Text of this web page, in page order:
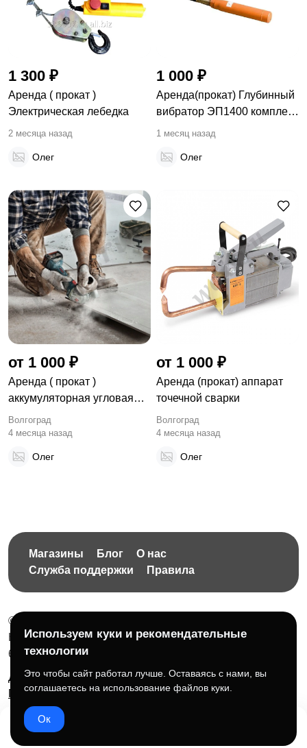
1 300 ₽
Аренда ( прокат )
Электрическая лебедка
2 месяца назад
Олег
1 000 ₽
Аренда(прокат) Глубинный
вибратор ЭП1400 комплект,
вал 3 м, булава 38 мм
1 месяц назад
Олег
от 1 000 ₽
Аренда ( прокат )
аккумуляторная угловая
шлифмашина Bosch
Волгоград
4 месяца назад
Олег
от 1 000 ₽
Аренда (прокат) аппарат
точечной сварки
Волгоград
4 месяца назад
Олег
Магазины Блог
О нас
Служба поддержки
Правила
© 2026 Бесплатная доска объявлений без ограничений
НПД Краснорудская Анастасия Игоревна, ИНН:
614404606809
Документы и правила платформы
Для бизнеса
Партнёрам
Roadmap ☕ Поддержать проект
Используем куки и рекомендательные
технологии
Это чтобы сайт работал лучше. Оставаясь с нами, вы
соглашаетесь на использование файлов куки.
Ок